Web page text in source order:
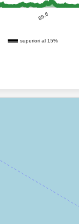
superiori al 15%
89.6